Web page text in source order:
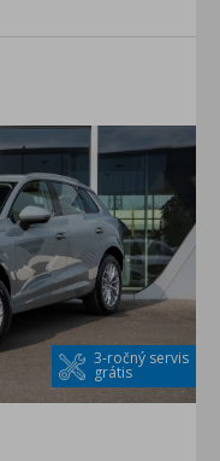
3-ročný servis
grátis